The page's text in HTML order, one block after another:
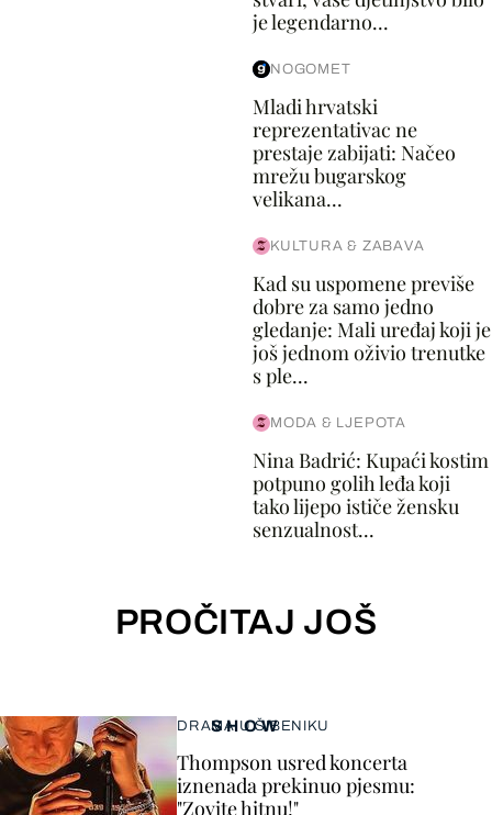
je legendarno...
NOGOMET
Mladi hrvatski
reprezentativac ne
prestaje zabijati: Načeo
mrežu bugarskog
velikana...
KULTURA & ZABAVA
Kad su uspomene previše
dobre za samo jedno
gledanje: Mali uređaj koji je
još jednom oživio trenutke
s ple...
MODA & LJEPOTA
Nina Badrić: Kupaći kostim
potpuno golih leđa koji
tako lijepo ističe žensku
senzualnost...
PROČITAJ JOŠ
SHOW
DRAMA U ŠIBENIKU
Thompson usred koncerta
iznenada prekinuo pjesmu:
"Zovite hitnu!"